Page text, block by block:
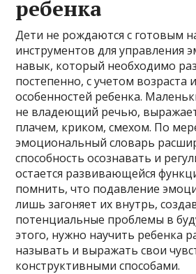
ребенка
Дети не рождаются с готовым
инструментов для управления
навык, который необходимо
постепенно, с учетом возраста
особенностей ребенка.
не владеющий речью,
плачем, криком, смехом. По
эмоциональный словарь
способность осознавать и
остается развивающейся
помнить, что подавление
лишь загоняет их внутрь,
потенциальные проблемы в
этого, нужно научить ребенка
называть и выражать свои
конструктивными способами.